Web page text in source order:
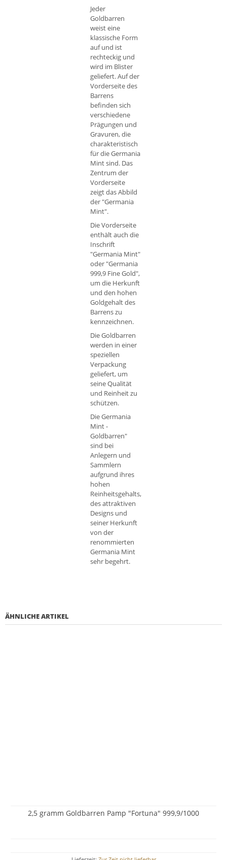
Jeder
Goldbarren
weist eine
klassische Form
auf und ist
rechteckig und
wird im Blister
geliefert. Auf der
Vorderseite des
Barrens
befinden sich
verschiedene
Prägungen und
Gravuren, die
charakteristisch
für die Germania
Mint sind. Das
Zentrum der
Vorderseite
zeigt das Abbild
der "Germania
Mint".
Die Vorderseite
enthält auch die
Inschrift
"Germania Mint"
oder "Germania
999,9 Fine Gold",
um die Herkunft
und den hohen
Goldgehalt des
Barrens zu
kennzeichnen.
Die Goldbarren
werden in einer
speziellen
Verpackung
geliefert, um
seine Qualität
und Reinheit zu
schützen.
Die Germania
Mint -
Goldbarren"
sind bei
Anlegern und
Sammlern
aufgrund ihres
hohen
Reinheitsgehalts,
des attraktiven
Designs und
seiner Herkunft
von der
renommierten
Germania Mint
sehr begehrt.
ÄHNLICHE ARTIKEL
2,5 gramm Goldbarren Pamp "Fortuna" 999,9/1000